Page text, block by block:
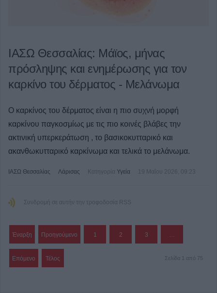
ΙΑΣΩ Θεσσαλίας: Μάϊος, μήνας
πρόσληψης και ενημέρωσης για τον
καρκίνο του δέρματος - Μελάνωμα
Ο καρκίνος του δέρματος είναι η πιο συχνή μορφή
καρκίνου παγκοσμίως με τις πιο κοινές βλάβες την
ακτινική υπερκεράτωση , το βασικοκυτταρικό και
ακανθωκυτταρικό καρκίνωμα και τελικά το μελάνωμα.
ΙΑΣΩ Θεσσαλίας Λάρισας Κατηγορία Υγεία 19 Μαΐου 2026, 09:23
Συνδρομή σε αυτήν την τροφοδοσία RSS
Έναρξη Προηγούμενο 1 2 3
Επόμενο Τέλος Σελίδα 1 από 75